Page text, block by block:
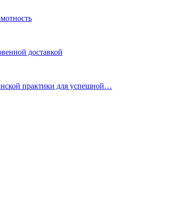
доставкой
практики для успешной…